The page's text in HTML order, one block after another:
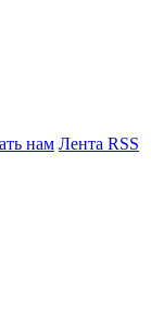
нам Лента RSS